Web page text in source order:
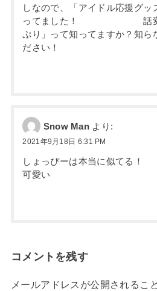
しなので、「アイドル応援グッ
ってました！ 話変わ
ぷり」って知ってますか？知ら
ださい！
Snow Man より:
2021年9月18日 6:31 PM
しょっぴーは本当に似てる！
可愛い
コメントを残す
メールアドレスが公開されるこ